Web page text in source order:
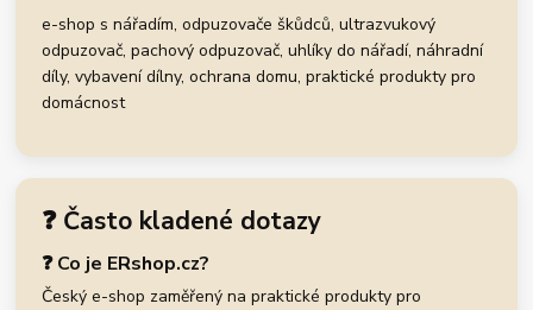
e-shop s nářadím, odpuzovače škůdců, ultrazvukový
odpuzovač, pachový odpuzovač, uhlíky do nářadí, náhradní
díly, vybavení dílny, ochrana domu, praktické produkty pro
domácnost
❓ Často kladené dotazy
❓ Co je ERshop.cz?
Český e-shop zaměřený na praktické produkty pro